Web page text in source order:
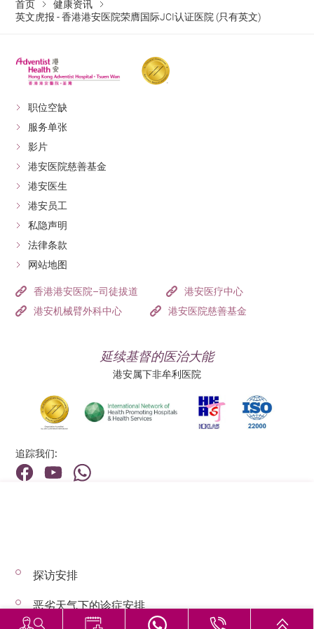
首页
健康资讯
英文虎报 - 香港港安医院荣膺国际JCI认证医院 (只有英文)
职位空缺
服务单张
影片
港安医院慈善基金
港安医生
港安员工
私隐声明
法律条款
网站地图
香港港安医院–司徒拔道
港安医疗中心
港安机械臂外科中心
港安医院慈善基金
延续基督的医治大能
港安属下非牟利医院
追踪我们:
© 2026 版权所有 © 港安医疗 保留一切权利
探访安排
恶劣天气下的诊症安排